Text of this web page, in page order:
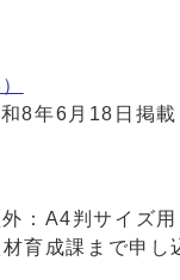
8年6月18日掲載
A4判サイズ
育成課まで申し